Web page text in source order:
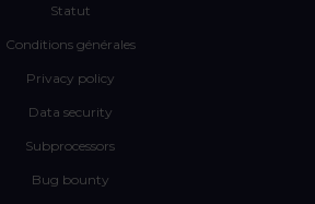
Statut
Conditions générales
Privacy policy
Data security
Subprocessors
Bug bounty